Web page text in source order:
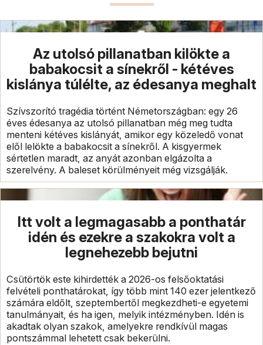
Az utolsó pillanatban kilökte a
babakocsit a sínekről - kétéves
kislánya túlélte, az édesanya meghalt
Szívszorító tragédia történt Németországban: egy 26
éves édesanya az utolsó pillanatban még meg tudta
menteni kétéves kislányát, amikor egy közeledő vonat
elől lelökte a babakocsit a sínekről. A kisgyermek
sértetlen maradt, az anyát azonban elgázolta a
szerelvény. A baleset körülményeit még vizsgálják.
Itt volt a legmagasabb a ponthatár
idén és ezekre a szakokra volt a
legnehezebb bejutni
Csütörtök este kihirdették a 2026-os felsőoktatási
felvételi ponthatárokat, így több mint 140 ezer jelentkező
számára eldőlt, szeptembertől megkezdheti-e egyetemi
tanulmányait, és ha igen, melyik intézményben. Idén is
akadtak olyan szakok, amelyekre rendkívül magas
pontszámmal lehetett csak bekerülni.